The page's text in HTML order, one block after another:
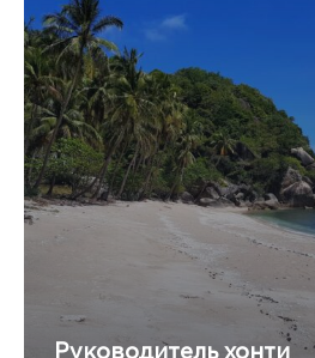
Руководитель хонти